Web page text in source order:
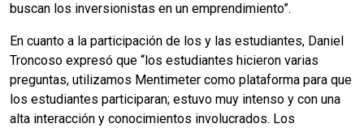
buscan los inversionistas en un emprendimiento”.
En cuanto a la participación de los y las estudiantes, Daniel
Troncoso expresó que “los estudiantes hicieron varias
preguntas, utilizamos Mentimeter como plataforma para que
los estudiantes participaran; estuvo muy intenso y con una
alta interacción y conocimientos involucrados. Los